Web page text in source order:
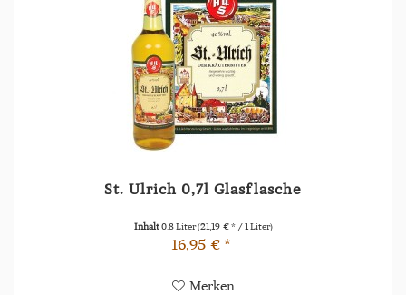
St. Ulrich 0,7l Glasflasche
Inhalt0.8 Liter(21,19 € * / 1 Liter)
16,95 € *
Merken